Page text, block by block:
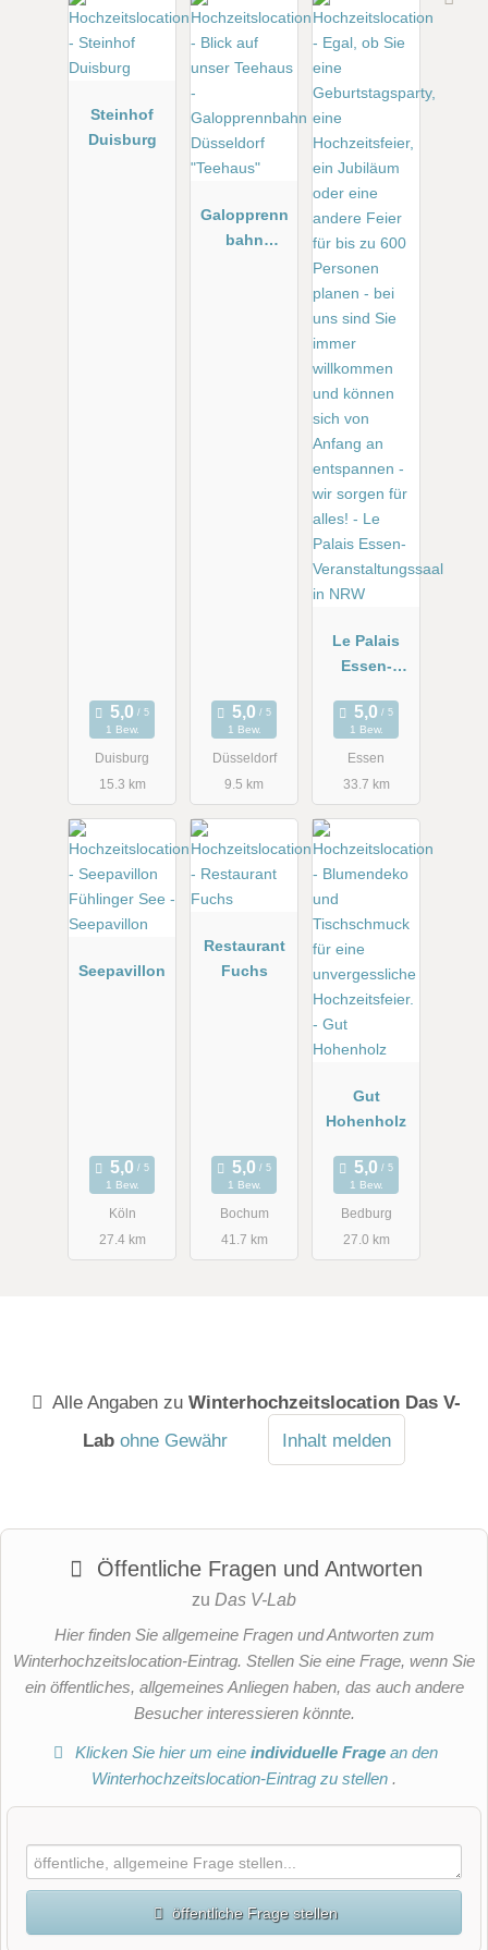
Steinhof
Duisburg
1 Bew.
Duisburg
15.3 km
Galopprenn
bahn
1 Bew.
Düsseldorf
9.5 km
Le Palais
Essen-
gssaal in
NRW
1 Bew.
Essen
33.7 km
Seepavillon
1 Bew.
Köln
27.4 km
Restaurant
Fuchs
1 Bew.
Bochum
41.7 km
Gut
Hohenholz
1 Bew.
Bedburg
27.0 km
Alle Angaben zu Winterhochzeitslocation Das V-
Lab ohne Gewähr Inhalt melden
Öffentliche Fragen und Antworten
zu Das V-Lab
Hier finden Sie allgemeine Fragen und Antworten zum
Winterhochzeitslocation-Eintrag. Stellen Sie eine Frage, wenn Sie
ein öffentliches, allgemeines Anliegen haben, das auch andere
Besucher interessieren könnte.
Klicken Sie hier um eineindividuelle Frage an den
Winterhochzeitslocation-Eintrag zu stellen .
öffentliche Frage stellen